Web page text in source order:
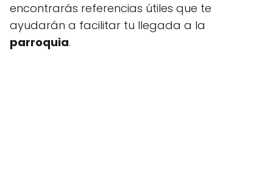
encontrarás referencias útiles que te
ayudarán a facilitar tu llegada a la
parroquia.